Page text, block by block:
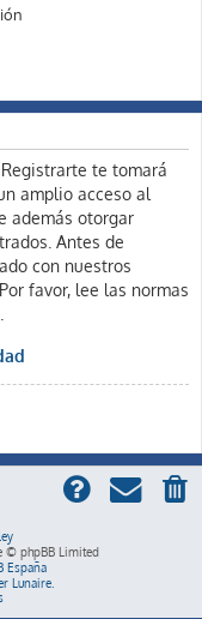
te tomará
amplio acceso al
además otorgar
Antes de
con nuestros
favor, lee las normas
© phpBB Limited
España
Lunaire.